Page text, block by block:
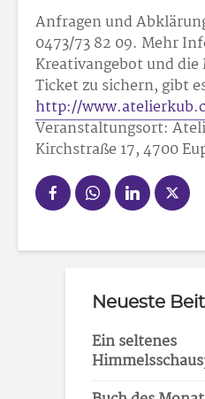
Anfragen und
0473/73 82 09. Mehr
Kreativangebot und
Ticket zu sichern, gibt
http://
Veranstaltungsort:
Kirchstraße 17, 4700
Neueste
Ein seltenes